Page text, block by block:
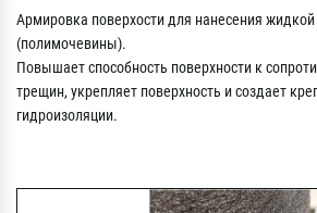
Армировка поверхости для нанесения
(полимочевины).
Повышает способность поверхности к
трещин, укрепляет поверхность и создает
гидроизоляции.